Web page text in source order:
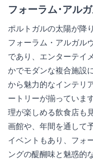
フォーラム･アル
ポルトガルの太陽が降
フォーラム・アルガル
であり、エンターテイ
かでモダンな複合施設
から魅力的なインテリ
ートリーが揃っていま
理が楽しめる飲食店も
画館や、年間を通して
イベントもあり、フォ
ングの醍醐味と魅惑的